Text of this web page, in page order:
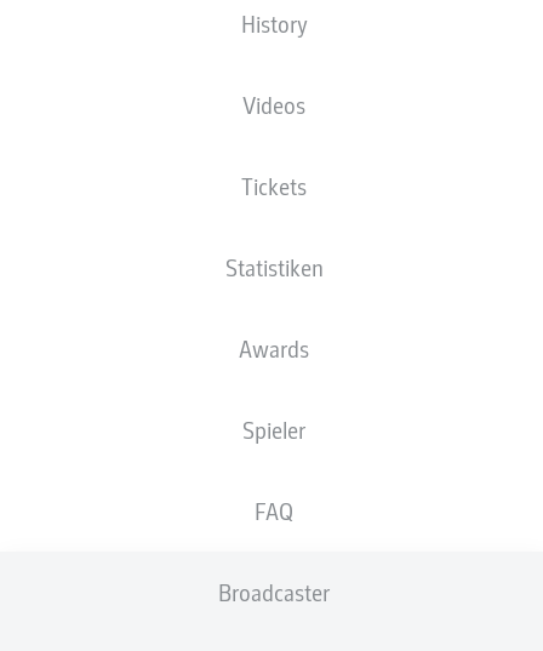
History
Videos
Tickets
Statistiken
Awards
Spieler
FAQ
Broadcaster
Frederik Rønnow
Rani Khedira